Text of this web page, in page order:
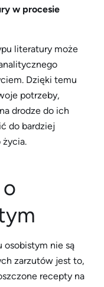
w procesie
literatury może
Dzięki temu
potrzeby,
drodze do ich
do bardziej
życia.
osobistym nie są
zarzutów jest to,
recepty na